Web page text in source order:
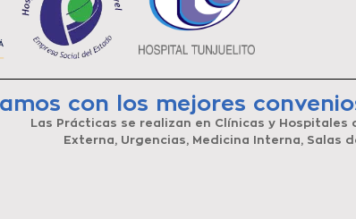
con los mejores
Las Prácticas se realizan en Clínicas y
Externa, Urgencias, Medicina Interna, Salas